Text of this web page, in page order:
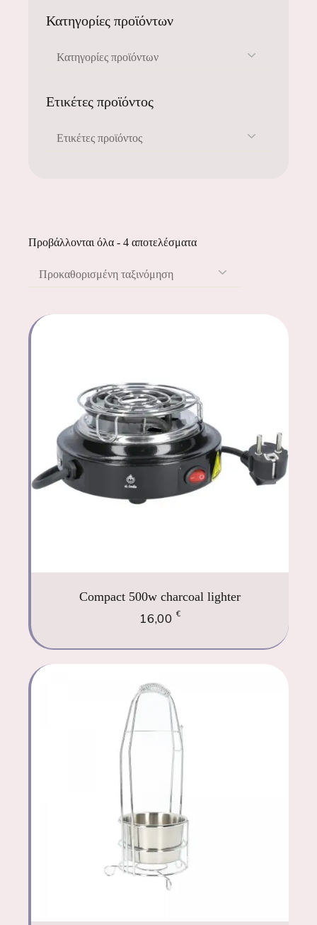
Προβάλλονται όλα - 4 αποτελέσματα
Προκαθορισμένη ταξινόμηση
Compact 500w charcoal lighter
16,00 €
Κατηγορίες προϊόντων
Κατηγορίες προϊόντων
Ετικέτες προϊόντος
Ετικέτες προϊόντος